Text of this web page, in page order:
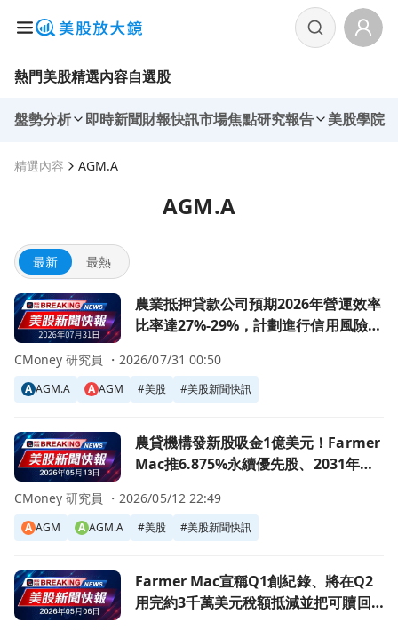
熱門美股精選內容自選股
盤勢分析 即時新聞財報快訊市場焦點研究報告 美股學院
精選內容 AGM.A
AGM.A
最新 最熱
前往農業抵押貸款公司預期2026年營運效率比率達27%-29%
農業抵押貸款公司預期2026年營運效率
比率達27%-29%，計劃進行信用風險轉
A AGM.A A AGM #美股 #美股新聞快訊
CMoney 研究員 ・2026/07/31 00:50
前往農貸機構發新股吸金1億美元！Farmer Mac推6.875%
農貸機構發新股吸金1億美元！Farmer
Mac推6.875%永續優先股、2031年可
A AGM A AGM.A #美股 #美股新聞快訊
CMoney 研究員 ・2026/05/12 22:49
前往Farmer Mac宣稱Q1創紀錄、將在Q2用完約3千萬美元
Farmer Mac宣稱Q1創紀錄、將在Q2
用完約3千萬美元稅額抵減並把可贖回